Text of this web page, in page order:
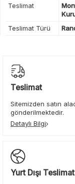
Teslimat
Teslimat Türü
Teslimat
Sitemizden satın
gönderilmektedir.
Detaylı Bilgi
Yurt Dışı Teslimat